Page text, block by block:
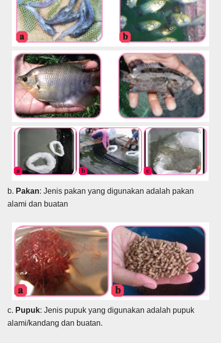
b. Pakan: Jenis pakan yang digunakan adalah pakan
alami dan buatan
c. Pupuk: Jenis pupuk yang digunakan adalah pupuk
alami/kandang dan buatan.